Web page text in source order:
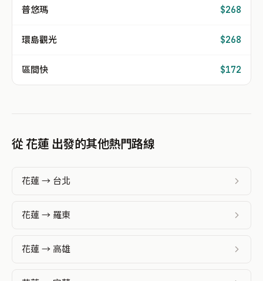
普悠瑪 $268
環島觀光 $268
區間快 $172
從 花蓮 出發的其他熱門路線
花蓮 → 台北
花蓮 → 羅東
花蓮 → 高雄